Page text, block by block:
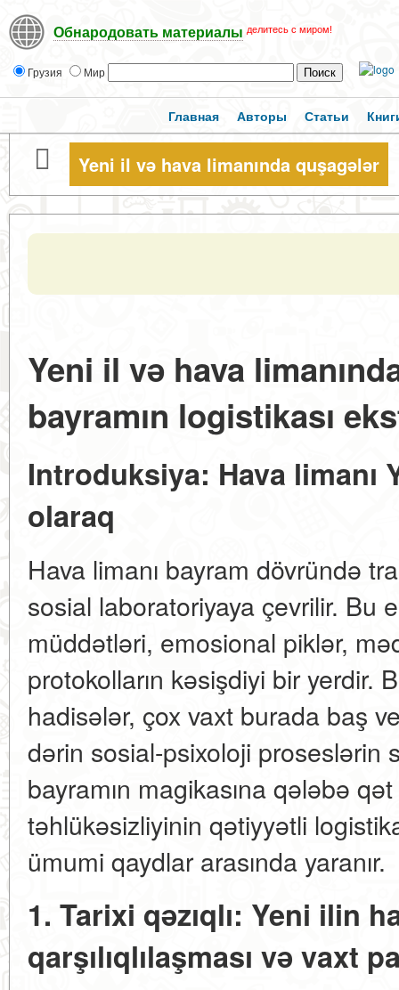
Обнародовать материалы делитесь с миром!
Грузия Мир
Главная Авторы Статьи
Yeni il və hava limanında quşagələr
Yeni il və hava
bayramın logistikası
Introduksiya: Hava limanı
olaraq
Hava limanı bayram dövründə
sosial laboratoriyaya çevrilir. Bu
müddətləri, emosional piklər,
protokolların kəsişdiyi bir yerdir.
hadisələr, çox vaxt burada baş
dərin sosial-psixoloji proseslərin
bayramın magikasına qələbə
təhlükəsizliyinin qətiyyətli
ümumi qaydlar arasında yaranır.
1. Tarixi qəzıqlı: Yeni ilin
qarşılıqlılaşması və vaxt